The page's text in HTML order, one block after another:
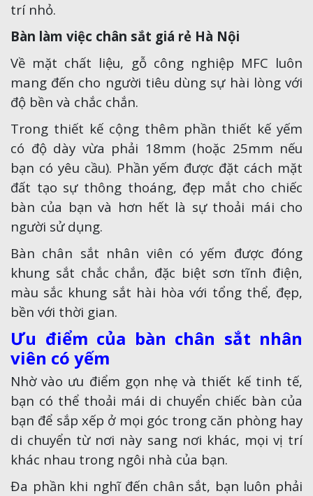
trí nhỏ.
Bàn làm việc chân sắt giá rẻ Hà Nội
Về mặt chất liệu, gỗ công nghiệp MFC luôn
mang đến cho người tiêu dùng sự hài lòng với
độ bền và chắc chắn.
Trong thiết kế cộng thêm phần thiết kế yếm
có độ dày vừa phải 18mm (hoặc 25mm nếu
bạn có yêu cầu). Phần yếm được đặt cách mặt
đất tạo sự thông thoáng, đẹp mắt cho chiếc
bàn của bạn và hơn hết là sự thoải mái cho
người sử dụng.
Bàn chân sắt nhân viên có yếm được đóng
khung sắt chắc chắn, đặc biệt sơn tĩnh điện,
màu sắc khung sắt hài hòa với tổng thể, đẹp,
bền với thời gian.
Ưu điểm của bàn chân sắt nhân
viên có yếm
Nhờ vào ưu điểm gọn nhẹ và thiết kế tinh tế,
bạn có thể thoải mái di chuyển chiếc bàn của
bạn để sắp xếp ở mọi góc trong căn phòng hay
di chuyển từ nơi này sang nơi khác, mọi vị trí
khác nhau trong ngôi nhà của bạn.
Đa phần khi nghĩ đến chân sắt, bạn luôn phải